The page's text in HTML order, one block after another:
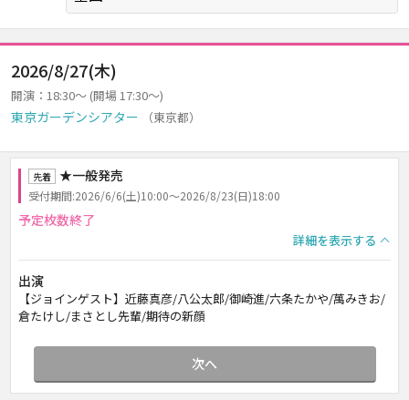
2026/8/27(木)
開演：18:30～ (開場 17:30～)
東京ガーデンシアター （東京都）
先着 ★一般発売
受付期間:2026/6/6(土)10:00～2026/8/23(日)18:00
予定枚数終了
詳細を表示する
出演
【ジョインゲスト】近藤真彦/八公太郎/御崎進/六条たかや/萬みきお/
倉たけし/まさとし先輩/期待の新顔
次へ